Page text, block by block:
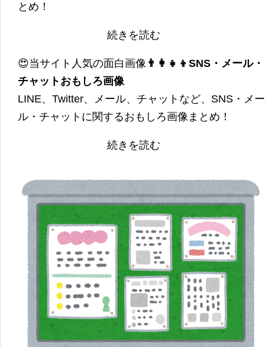
とめ！
続きを読む
😍当サイト人気の面白画像 👨‍👩‍👧‍👦SNS・メール・
チャットおもしろ画像
LINE、Twitter、メール、チャットなど、SNS・メー
ル・チャットに関するおもしろ画像まとめ！
続きを読む